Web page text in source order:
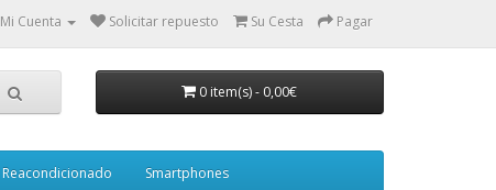
Mi Cuenta Solicitar repuesto Su Cesta Pagar
0 item(s)- 0,00€
Reacondicionado Smartphones